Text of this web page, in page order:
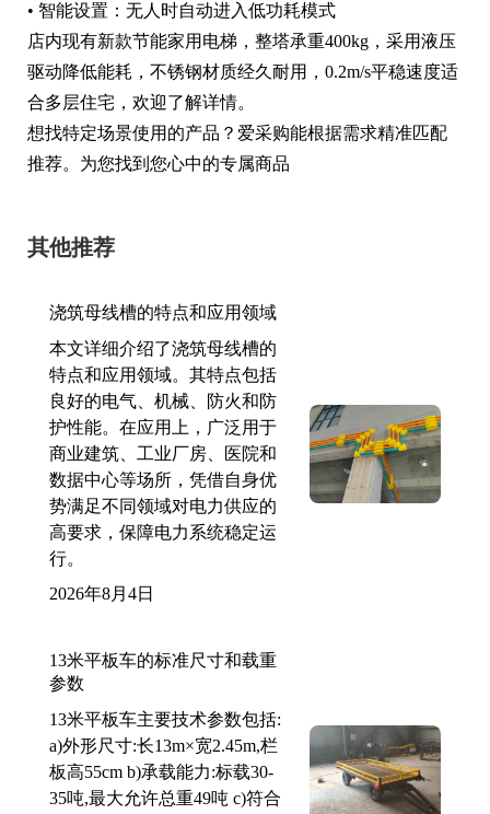
• 智能设置：无人时自动进入低功耗模式
店内现有新款节能家用电梯，整塔承重400kg，采用液压
驱动降低能耗，不锈钢材质经久耐用，0.2m/s平稳速度适
合多层住宅，欢迎了解详情。
想找特定场景使用的产品？爱采购能根据需求精准匹配
推荐。为您找到您心中的专属商品
其他推荐
浇筑母线槽的特点和应用领域
本文详细介绍了浇筑母线槽的
特点和应用领域。其特点包括
良好的电气、机械、防火和防
护性能。在应用上，广泛用于
商业建筑、工业厂房、医院和
数据中心等场所，凭借自身优
势满足不同领域对电力供应的
高要求，保障电力系统稳定运
行。
2026年8月4日
13米平板车的标准尺寸和载重
参数
13米平板车主要技术参数包括:
a)外形尺寸:长13m×宽2.45m,栏
板高55cm b)承载能力:标载30-
35吨,最大允许总重49吨 c)符合